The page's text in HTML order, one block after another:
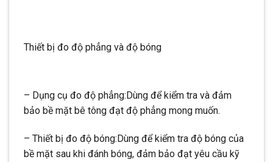
Thiết bị đo độ phẳng và độ bóng
– Dụng cụ đo độ phẳng:Dùng để kiểm tra và đảm
bảo bề mặt bê tông đạt độ phẳng mong muốn.
– Thiết bị đo độ bóng:Dùng để kiểm tra độ bóng của
bề mặt sau khi đánh bóng, đảm bảo đạt yêu cầu kỹ